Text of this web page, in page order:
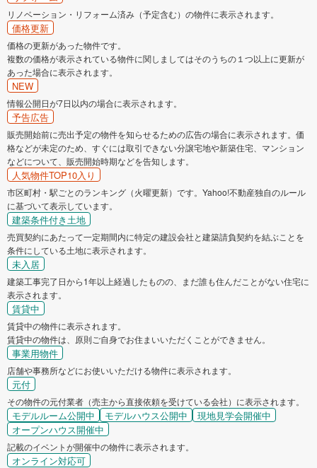
リノベーション・リフォーム済み（予定含む）の物件に表示されます。
価格更新
価格の更新があった物件です。
複数の価格が表示されている物件に関しましてはそのうちの１つ以上に更新が
あった場合に表示されます。
NEW
情報公開日が7日以内の場合に表示されます。
予告広告
販売開始前に売出予定の物件を知らせるための広告の場合に表示されます。価
格などが未定のため、すぐには取引できない分譲宅地や新築住宅、マンション
などについて、販売開始時期などを告知します。
人気物件TOP10入り
市区町村・駅ごとのランキング（火曜更新）です。Yahoo!不動産独自のルール
に基づいて表示しています。
建築条件付き土地
売買契約にあたって一定期間内に特定の建設会社と建築請負契約を結ぶことを
条件にしている土地に表示されます。
未入居
建築工事完了日から1年以上経過したものの、まだ誰も住んだことがない住宅に
表示されます。
賃貸中
賃貸中の物件に表示されます。
賃貸中の物件は、原則ご自身でお住まいいただくことができません。
事業用物件
店舗や事務所などにお使いいただける物件に表示されます。
元付
その物件の元付業者（売主から直接依頼を受けている会社）に表示されます。
モデルルーム公開中 モデルハウス公開中
現地見学会開催中
オープンハウス開催中
記載のイベントが開催中の物件に表示されます。
オンライン対応可